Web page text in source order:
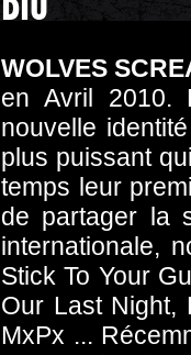
WOLVES
en Avril 2010.
nouvelle
plus puissant
temps leur
de partager la
internationale,
Stick To Your
Our Last Night,
MxPx ...